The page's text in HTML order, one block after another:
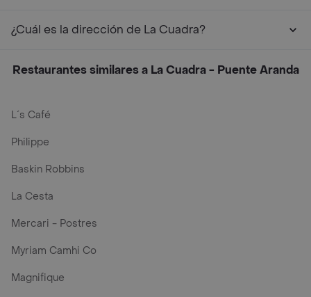
¿Cuál es la dirección de La Cuadra?
Restaurantes similares a La Cuadra - Puente Aranda
L´s Café
Philippe
Baskin Robbins
La Cesta
Mercari - Postres
Myriam Camhi Co
Magnifique